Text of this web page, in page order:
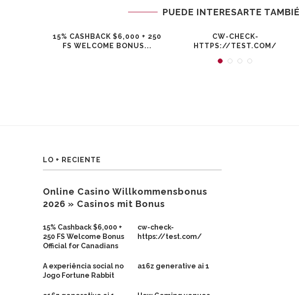
PUEDE INTERESARTE
15% CASHBACK $6,000 + 250
FS WELCOME BONUS...
CW-CHECK-
HTTPS://TEST.COM/
LO + RECIENTE
Online Casino Willkommensbonus
2026 » Casinos mit Bonus
15% Cashback $6,000 +
250 FS Welcome Bonus
Official for Canadians
cw-check-
https://test.com/
A experiência social no
Jogo Fortune Rabbit
a16z generative ai 1